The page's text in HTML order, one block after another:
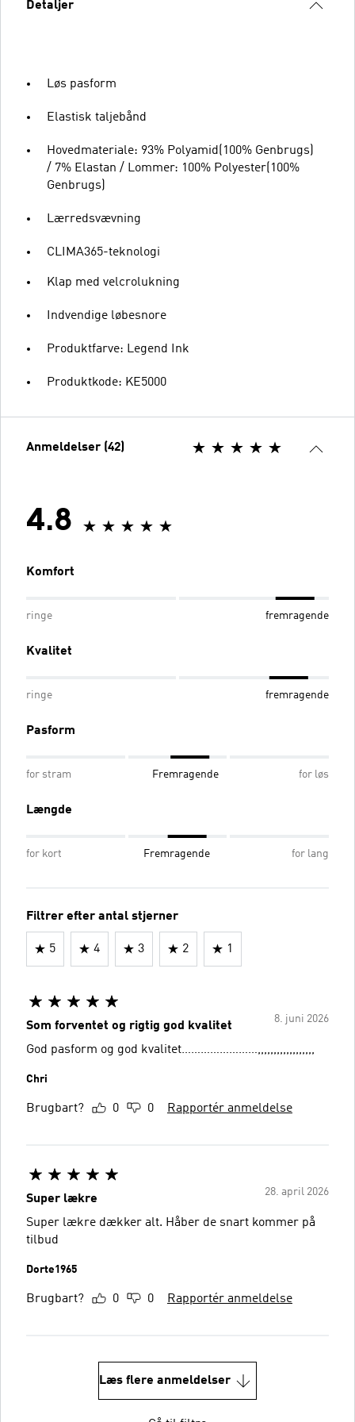
Detaljer
Løs pasform
Elastisk taljebånd
Hovedmateriale: 93% Polyamid(100% Genbrugs)
/ 7% Elastan / Lommer: 100% Polyester(100%
Genbrugs)
Lærredsvævning
CLIMA365-teknologi
Klap med velcrolukning
Indvendige løbesnore
Produktfarve: Legend Ink
Produktkode: KE5000
Anmeldelser (42)
4.8
Komfort
ringe fremragende
Kvalitet
ringe fremragende
Pasform
for stram Fremragende for løs
Længde
for kort Fremragende for lang
Filtrer efter antal stjerner
5 4 3 2 1
8. juni 2026
Som forventet og rigtig god kvalitet
God pasform og god kvalitet……………………,,,,,,,,,,,,,,,,,,
Chri
Brugbart? 0 0 Rapportér anmeldelse
28. april 2026
Super lækre
Super lækre dækker alt. Håber de snart kommer på
tilbud
Dorte1965
Brugbart? 0 0 Rapportér anmeldelse
Læs flere anmeldelser